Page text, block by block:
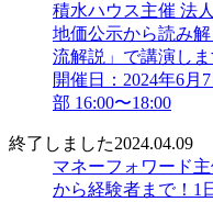
積水ハウス主催 法
地価公示から読み
流解説」で講演しま
開催日：2024年6月
部 16:00〜18:00
終了しました2024.04.09
マネーフォワード
から経験者まで！1